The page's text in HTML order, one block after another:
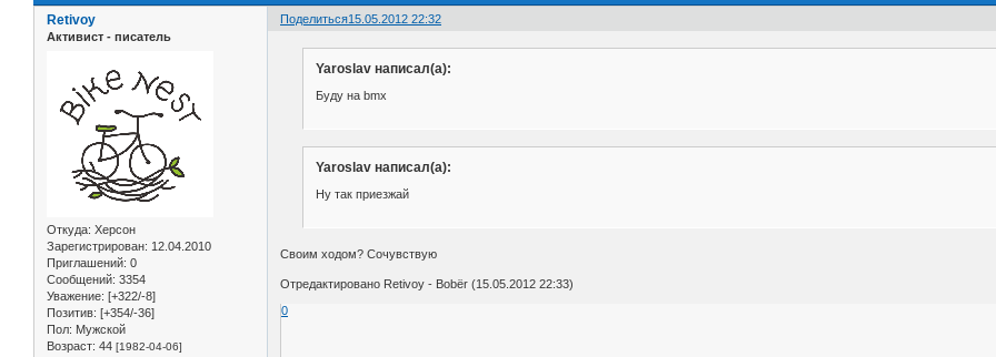
Поделиться15.05.2012 22:32
Retivoy
Активист - писатель
Откуда: Херсон
Зарегистрирован: 12.04.2010
Приглашений: 0
Сообщений: 3354
Уважение: [+322/-8]
Позитив: [+354/-36]
Пол: Мужской
Возраст: 44 [1982-04-06]
Yaroslav написал(а):
Буду на bmx
Yaroslav написал(а):
Ну так приезжай
Своим ходом? Сочувствую
Отредактировано Retivoy - Bobёr (15.05.2012 22:33)
0